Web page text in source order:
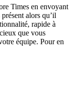
Times en envoyant
alors qu’il
rapide à
que vous
équipe. Pour en